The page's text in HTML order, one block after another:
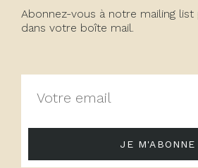
Abonnez-vous à notre mailing
dans votre boîte mail.
JE M'ABONNE